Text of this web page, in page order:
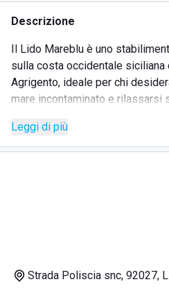
Descrizione
Il Lido Mareblu è uno
sulla costa occidentale siciliana
Agrigento, ideale per chi
mare incontaminato e rilassarsi
attrezzatae offre diversi
cucina locale, realizzati da chef
Leggi di più
Strada Poliscia snc, 92027,